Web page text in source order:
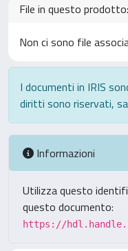
File in questo prodotto:
Non ci sono file
I documenti in IRIS
diritti sono riservati,
Informazioni
Utilizza questo
questo documento:
https://